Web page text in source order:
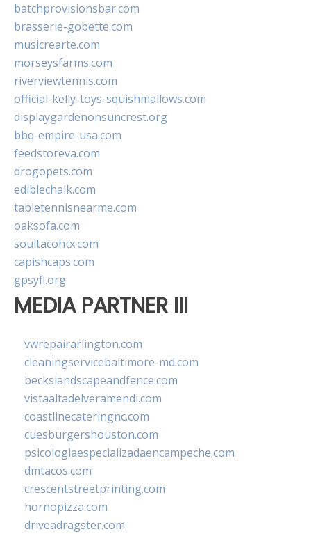
batchprovisionsbar.com
brasserie-gobette.com
musicrearte.com
morseysfarms.com
riverviewtennis.com
official-kelly-toys-squishmallows.com
displaygardenonsuncrest.org
bbq-empire-usa.com
feedstoreva.com
drogopets.com
ediblechalk.com
tabletennisnearme.com
oaksofa.com
soultacohtx.com
capishcaps.com
gpsyfl.org
MEDIA PARTNER III
vwrepairarlington.com
cleaningservicebaltimore-md.com
beckslandscapeandfence.com
vistaaltadelveramendi.com
coastlinecateringnc.com
cuesburgershouston.com
psicologiaespecializadaencampeche.com
dmtacos.com
crescentstreetprinting.com
hornopizza.com
driveadragster.com